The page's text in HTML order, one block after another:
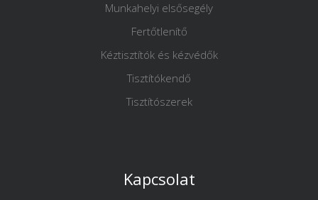
Munkahelyi elsősegély
Fertőtlenítő
Kéztisztítók és kézvédők
Tisztítókendő
Tisztítószerek
Kapcsolat